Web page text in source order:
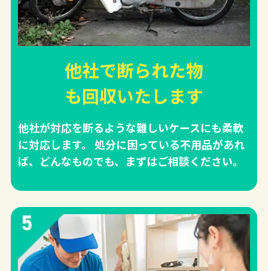
他社で断られた物
も回収いたします
他社が対応を断るような難しいケースにも柔軟
に対応します。 処分に困っている不用品があれ
ば、どんなものでも、まずはご相談ください。